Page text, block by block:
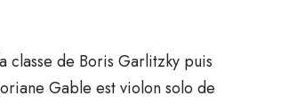
classe de Boris Garlitzky puis
Gable est violon solo de